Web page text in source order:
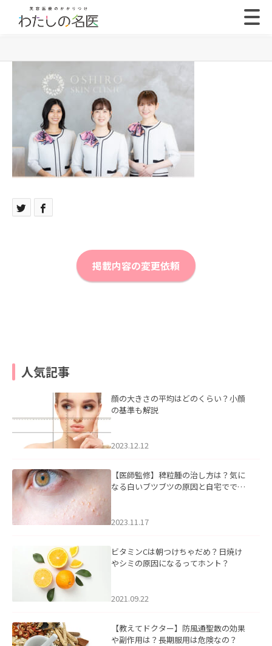
掲載内容の変更依頼
人気記事
顔の大きさの平均はどのくらい？小顔
の基準も解説
2023.12.12
【医師監修】稗粒腫の治し方は？気に
なる白いブツブツの原因と自宅ででき
2023.11.17
ビタミンCは朝つけちゃだめ？日焼け
やシミの原因になるってホント？
2021.09.22
【教えてドクター】防風通聖散の効果
や副作用は？長期服用は危険なの？